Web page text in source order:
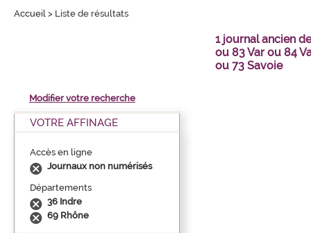
Accueil > Liste de résultats
1 journal ancien
ou 83 Var ou 84
ou 73 Savoie
Modifier votre recherche
VOTRE AFFINAGE
Accès en ligne
Journaux non numérisés
Départements
36 Indre
69 Rhône